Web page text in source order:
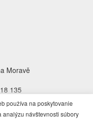
Moravě
135
používa na poskytovanie
analýzu návštevnosti súbory